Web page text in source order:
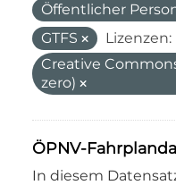
Öffentlicher
GTFS
Lizenzen:
Creative
zero)
ÖPNV-
In diesem